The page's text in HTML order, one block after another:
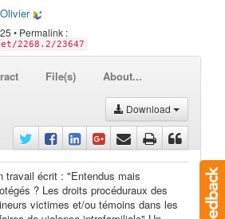
• Permalink :
2268.2/23647
File(s) About...
Download
travail écrit : "Entendus mais
? Les droits procéduraux des
victimes et/ou témoins dans les